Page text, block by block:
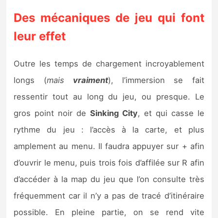
Des mécaniques de jeu qui font
leur effet
Outre les temps de chargement incroyablement
longs (mais vraiment), l’immersion se fait
ressentir tout au long du jeu, ou presque. Le
gros point noir deSinking City, et qui casse le
rythme du jeu : l’accès à la carte, et plus
amplement au menu. Il faudra appuyer sur + afin
d’ouvrir le menu, puis trois fois d’affilée sur R afin
d’accéder à la map du jeu que l’on consulte très
fréquemment car il n’y a pas de tracé d’itinéraire
possible. En pleine partie, on se rend vite